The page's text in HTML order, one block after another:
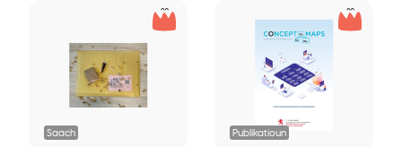
Saach Publikatioun